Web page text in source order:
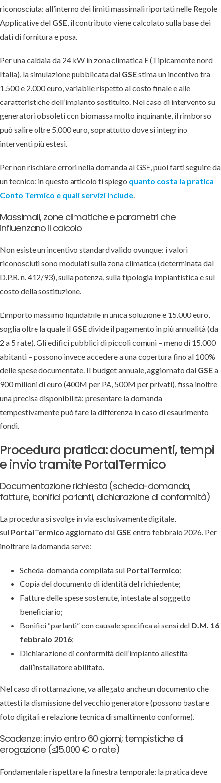
riconosciuta: all’interno dei limiti massimali riportati nelle Regole
Applicative del GSE, il contributo viene calcolato sulla base dei
dati di fornitura e posa.
Per una caldaia da 24 kW in zona climatica E (Tipicamente nord
Italia), la simulazione pubblicata dal GSEstima un incentivo tra
1.500 e 2.000 euro, variabile rispetto al costo finale e alle
caratteristiche dell’impianto sostituito. Nel caso di intervento su
generatori obsoleti con biomassa molto inquinante, il rimborso
può salire oltre 5.000 euro, soprattutto dove si integrino
interventi più estesi.
Per non rischiare errori nella domanda al GSE, puoi farti seguire da
un tecnico: in questo articolo ti spiego quanto costa la pratica
Conto Termico e quali servizi include.
Massimali, zone climatiche e parametri che
influenzano il calcolo
Non esiste un incentivo standard valido ovunque: i valori
riconosciuti sono modulati sulla zona climatica (determinata dal
D.P.R. n. 412/93), sulla potenza, sulla tipologia impiantistica e sul
costo della sostituzione.
L’importo massimo liquidabile in unica soluzione è 15.000 euro,
soglia oltre la quale il GSEdivide il pagamento in più annualità (da
2 a 5 rate). Gli edifici pubblici di piccoli comuni – meno di 15.000
abitanti – possono invece accedere a una copertura fino al 100%
delle spese documentate. Il budget annuale, aggiornato dal GSEa
900 milioni di euro (400M per PA, 500M per privati), fissa inoltre
una precisa disponibilità: presentare la domanda
tempestivamente può fare la differenza in caso di esaurimento
fondi.
Procedura pratica: documenti, tempi
e invio tramite PortalTermico
Documentazione richiesta (scheda-domanda,
fatture, bonifici parlanti, dichiarazione di conformità)
La procedura si svolge in via esclusivamente digitale,
sul PortalTermico aggiornato dal GSEentro febbraio 2026. Per
inoltrare la domanda serve:
Scheda-domanda compilata sul PortalTermico;
Copia del documento di identità del richiedente;
Fatture delle spese sostenute, intestate al soggetto
beneficiario;
Bonifici “parlanti” con causale specifica ai sensi del D.M. 16
febbraio 2016;
Dichiarazione di conformità dell’impianto allestita
dall’installatore abilitato.
Nel caso di rottamazione, va allegato anche un documento che
attesti la dismissione del vecchio generatore (possono bastare
foto digitali e relazione tecnica di smaltimento conforme).
Scadenze: invio entro 60 giorni; tempistiche di
erogazione (≤15.000 € o rate)
Fondamentale rispettare la finestra temporale: la pratica deve